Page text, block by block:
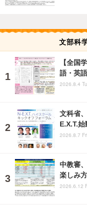
文部科
【全国
語・英
2026.8.4
文科省
E.X.T.始
2026.8.7
中教審
楽しみ
2026.6.12